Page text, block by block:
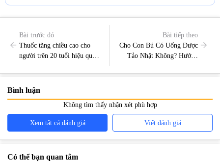
Bài trước đó
Thuốc tăng chiều cao cho
người trên 20 tuổi hiệu quả
Bài tiếp theo
Cho Con Bú Có Uống Được
Tảo Nhật Không? Hướng
Bình luận
Không tìm thấy nhận xét phù hợp
Xem tất cả đánh giá Viết đánh giá
Có thể bạn quan tâm